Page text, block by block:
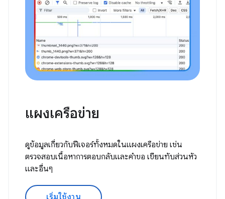
แผงเครือข่าย
ดูข้อมูลเกี่ยวกับฟีเจอร์ทั้งหมดในแผงเครือข่าย เช่น
ตรวจสอบเนื้อหาการตอบกลับและคำขอ เขียนทับส่วนหัว
และอื่นๆ